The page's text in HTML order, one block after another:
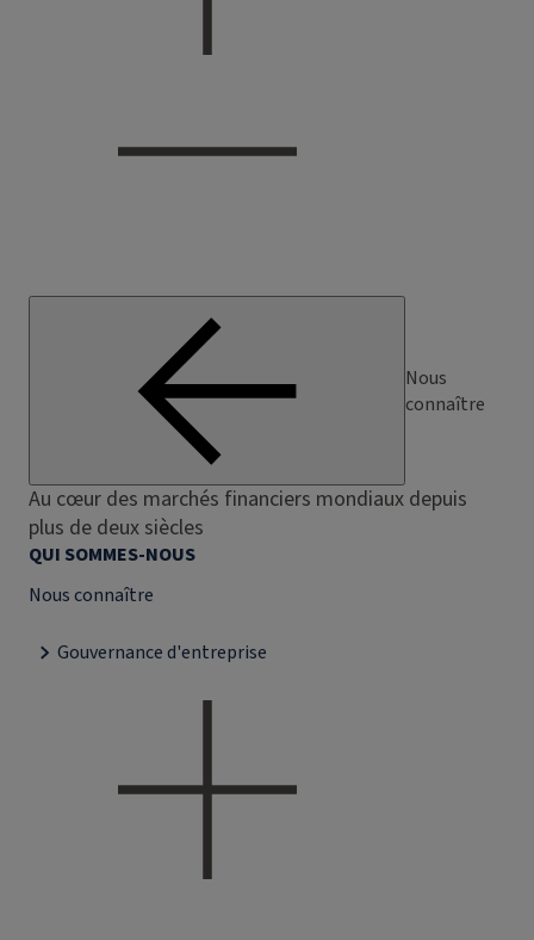
Nous
connaître
Au cœur des marchés financiers mondiaux depuis
plus de deux siècles
QUI SOMMES-NOUS
Nous connaître
Gouvernance d'entreprise